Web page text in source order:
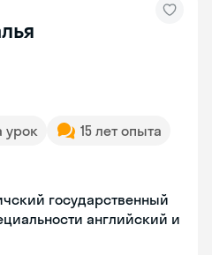
урок
15 лет опыта
государственный
английский и